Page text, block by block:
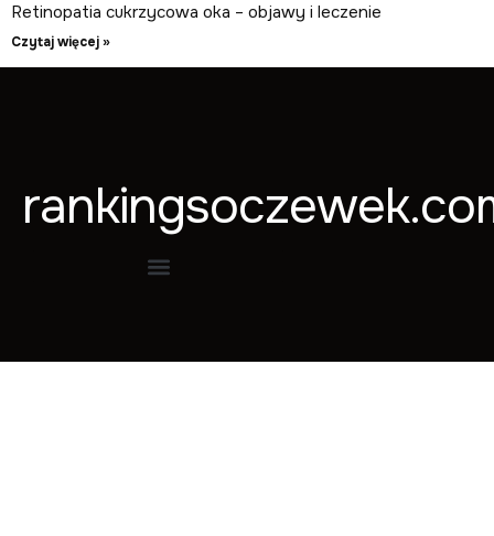
Retinopatia cukrzycowa oka – objawy i leczenie
Czytaj więcej »